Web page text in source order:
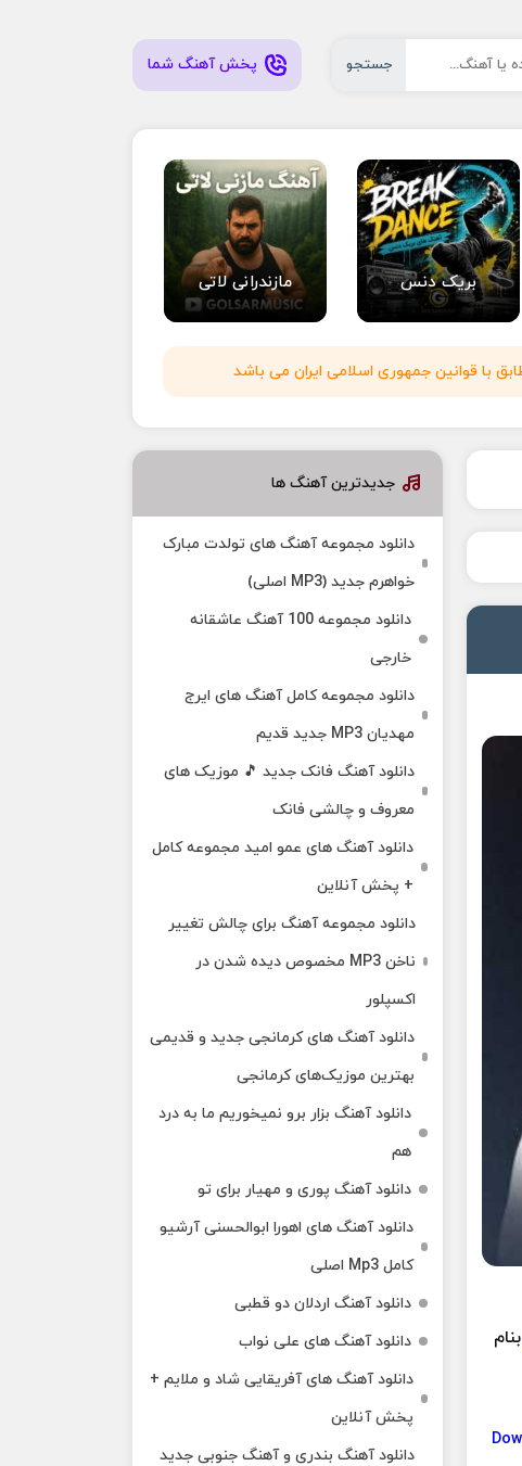
جستجو پخش آهنگ شما
بریک دنس مازندرانی لاتی
با قوانین جمهوری اسلامی ایران می باشد
بنام
جدیدترین آهنگ ها
دانلود مجموعه آهنگ های تولدت مبارک
خواهرم جدید (MP3 اصلی)
دانلود مجموعه 100 آهنگ عاشقانه
خارجی
دانلود مجموعه کامل آهنگ های ایرج
مهدیان MP3 جدید قدیم
دانلود آهنگ فانک جدید 🎵 موزیک‌ های
معروف و چالشی فانک
دانلود آهنگ های عمو امید مجموعه کامل
+ پخش آنلاین
دانلود مجموعه آهنگ برای چالش تغییر
ناخن MP3 مخصوص دیده شدن در
اکسپلور
دانلود آهنگ‌ های کرمانجی جدید و قدیمی
بهترین موزیک‌های کرمانجی
دانلود آهنگ بزار برو نمیخوریم ما به درد
هم
دانلود آهنگ پوری و مهیار برای تو
دانلود آهنگ های اهورا ابوالحسنی آرشیو
کامل Mp3 اصلی
دانلود آهنگ اردلان دو قطبی
دانلود آهنگ های علی نواب
دانلود آهنگ های آفریقایی شاد و ملایم +
پخش آنلاین
دانلود آهنگ بندری و آهنگ جنوبی جدید